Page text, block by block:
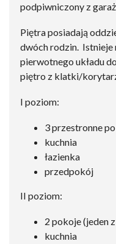
podpiwniczony z
Piętra posiadają
dwóch rodzin.
pierwotnego układu
piętro z klatki/
I poziom:
3 przestronne
kuchnia
łazienka
przedpokój
II poziom:
2 pokoje (jeden
kuchnia